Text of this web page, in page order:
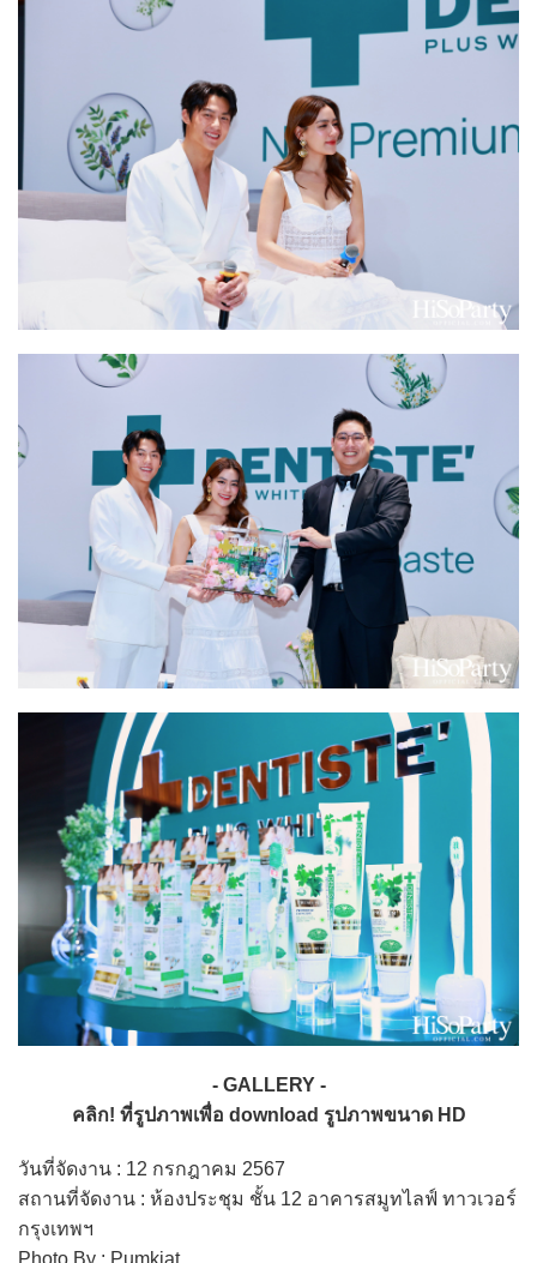
- GALLERY -
คลิก! ที่รูปภาพเพื่อ download รูปภาพขนาด HD
วันที่จัดงาน : 12 กรกฎาคม 2567
สถานที่จัดงาน : ห้องประชุม ชั้น 12 อาคารสมูทไลฟ์ ทาวเวอร์
กรุงเทพฯ